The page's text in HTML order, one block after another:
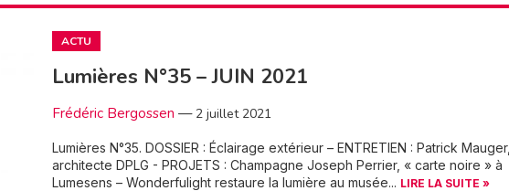
ACTU
Lumières N°35 – JUIN 2021
Frédéric Bergossen — 2 juillet 2021
Lumières N°35. DOSSIER : Éclairage extérieur – ENTRETIEN : Patrick Mauger,
architecte DPLG - PROJETS : Champagne Joseph Perrier, « carte noire » à
Lumesens – Wonderfulight restaure la lumière au musée... LIRE LA SUITE »